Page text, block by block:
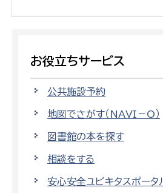
お役立ちサービス
公共施設予約
地図でさがす（NAVI－O）
図書館の本を探す
相談をする
安心安全ユビキタスポータ